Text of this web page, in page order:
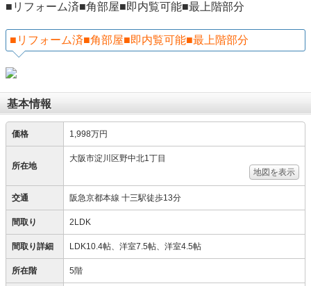
■リフォーム済■角部屋■即内覧可能■最上階部分
■リフォーム済■角部屋■即内覧可能■最上階部分
基本情報
価格 1,998万円
所在地
大阪市淀川区野中北1丁目
地図を表示
交通 阪急京都本線 十三駅徒歩13分
間取り 2LDK
間取り詳細 LDK10.4帖、洋室7.5帖、洋室4.5帖
所在階 5階